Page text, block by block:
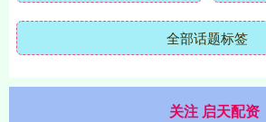
全部话题标签
关注 启天配资